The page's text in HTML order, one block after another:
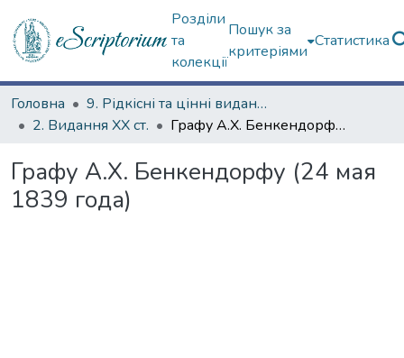
Розділи
та
колекції
Пошук за
критеріями
Статистика
Головна
9. Рідкісні та цінні видання
2. Видання ХХ ст.
Графу А.Х. Бенкендорфу (24 мая 1839 года)
Графу А.Х. Бенкендорфу (24 мая
1839 года)